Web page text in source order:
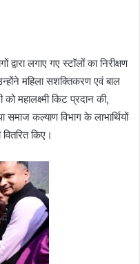
लगाए गए स्टॉलों का निरीक्षण
महिला सशक्तिकरण एवं बाल
को महालक्ष्मी किट प्रदान की,
समाज कल्याण विभाग के लाभार्थियों
किए।